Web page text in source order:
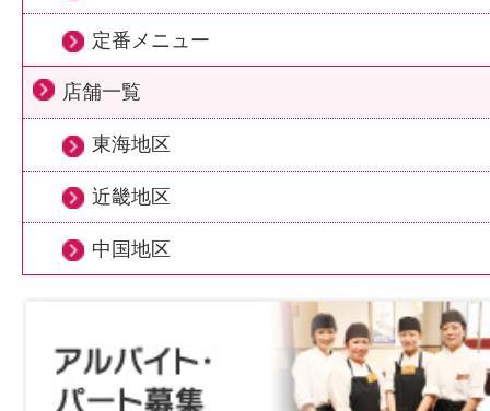
定番メニュー
店舗一覧
東海地区
近畿地区
中国地区